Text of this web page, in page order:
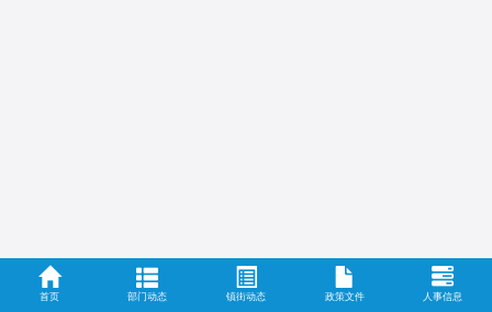
首页 部门动态 镇街动态 政策文件 人事信息